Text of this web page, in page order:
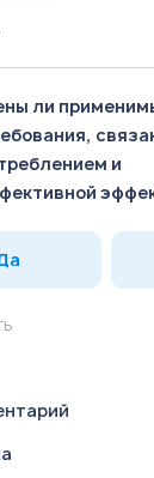
ли
и